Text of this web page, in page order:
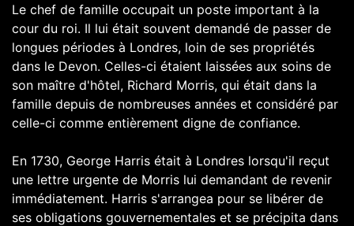
Le chef de famille occupait un poste important à la
cour du roi. Il lui était souvent demandé de passer de
longues périodes à Londres, loin de ses propriétés
dans le Devon. Celles-ci étaient laissées aux soins de
son maître d'hôtel, Richard Morris, qui était dans la
famille depuis de nombreuses années et considéré par
celle-ci comme entièrement digne de confiance.
En 1730, George Harris était à Londres lorsqu'il reçut
une lettre urgente de Morris lui demandant de revenir
immédiatement. Harris s'arrangea pour se libérer de
ses obligations gouvernementales et se précipita dans